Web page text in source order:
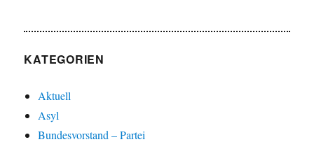
KATEGORIEN
Aktuell
Asyl
Bundesvorstand – Partei